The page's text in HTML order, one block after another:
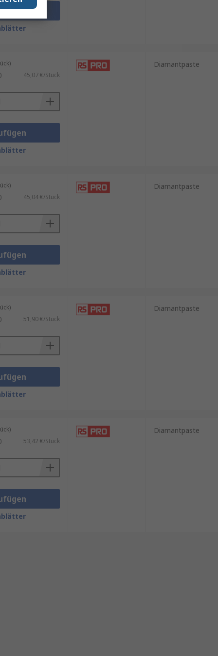
45,07 €/Stück
Diamantpaste
45,04 €/Stück
Diamantpaste
51,90 €/Stück
Diamantpaste
53,42 €/Stück
Diamantpaste